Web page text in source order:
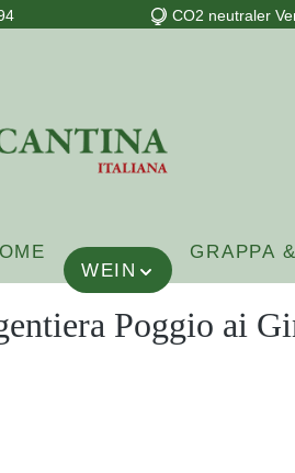
springen CO2 neutraler
WEIN
GRAPPA
Poggio ai